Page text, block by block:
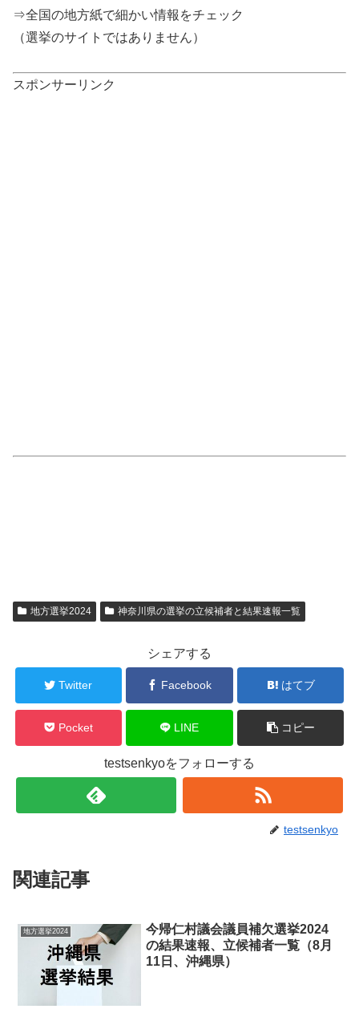
⇒全国の地方紙で細かい情報をチェック
（選挙のサイトではありません）
スポンサーリンク
地方選挙2024 神奈川県の選挙の立候補者と結果速報一覧
シェアする
Twitter Facebook はてブ
Pocket LINE コピー
testsenkyoをフォローする
testsenkyo
関連記事
地方選挙2024
今帰仁村議会議員補欠選挙2024
の結果速報、立候補者一覧（8月
11日、沖縄県）